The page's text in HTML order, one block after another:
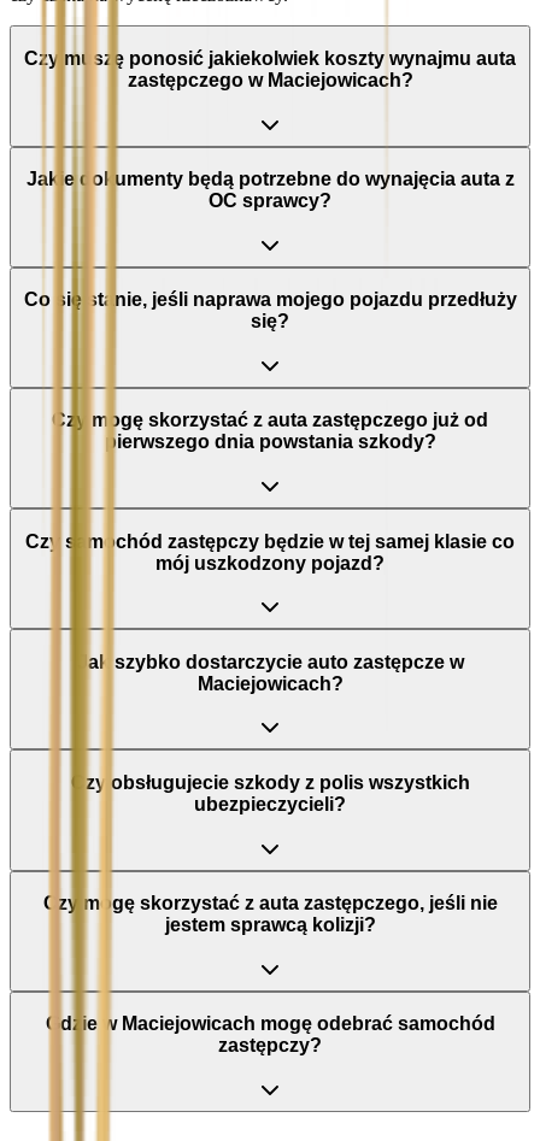
Czy muszę ponosić jakiekolwiek koszty wynajmu auta
zastępczego w Maciejowicach?
Jakie dokumenty będą potrzebne do wynajęcia auta z
OC sprawcy?
Co się stanie, jeśli naprawa mojego pojazdu przedłuży
się?
Czy mogę skorzystać z auta zastępczego już od
pierwszego dnia powstania szkody?
Czy samochód zastępczy będzie w tej samej klasie co
mój uszkodzony pojazd?
Jak szybko dostarczycie auto zastępcze w
Maciejowicach?
Czy obsługujecie szkody z polis wszystkich
ubezpieczycieli?
Czy mogę skorzystać z auta zastępczego, jeśli nie
jestem sprawcą kolizji?
Gdzie w Maciejowicach mogę odebrać samochód
zastępczy?